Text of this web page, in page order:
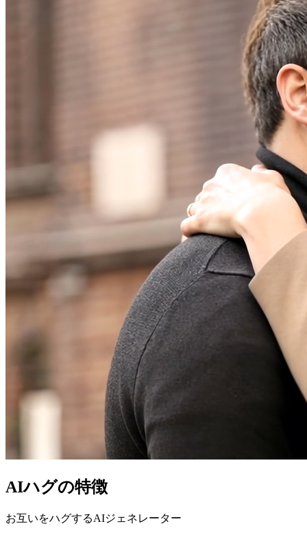
AIハグの特徴
お互いをハグするAIジェネレーター